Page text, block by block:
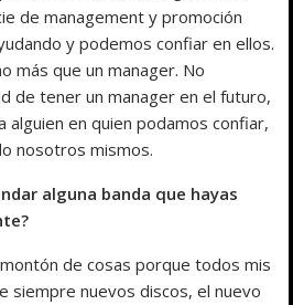
de management y promoción
y podemos confiar en ellos.
más que un manager. No
de tener un manager en el futuro,
alguien en quien podamos confiar,
nosotros mismos.
alguna banda que hayas
de cosas porque todos mis
siempre nuevos discos, el nuevo